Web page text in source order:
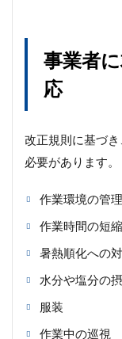
事業者
応
改正規則に基づ
必要があります。
作業環境の管理
作業時間の短縮
暑熱順化への
水分や塩分の
服装
作業中の巡視